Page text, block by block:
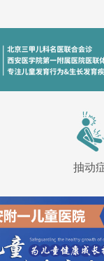
抽动